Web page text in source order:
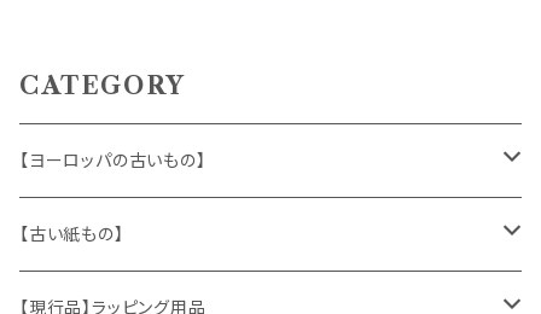
CATEGORY
【ヨーロッパの古いもの】
ヴィンテージアクセサリー
おもちゃ、ぬいぐるみ
【古い紙もの】
切手、FDC
【現行品】ラッピング用品